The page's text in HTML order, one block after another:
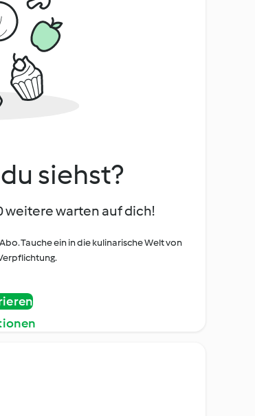
siehst?
weitere warten auf dich!
Tauche ein in die kulinarische Welt von